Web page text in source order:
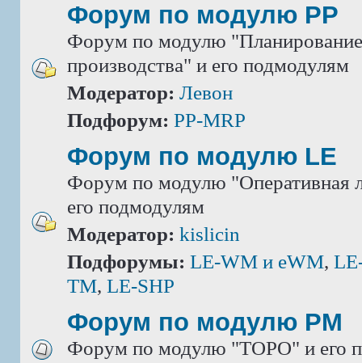
Форум по модулю РР
Форум по модулю "Планирование
производства" и его подмодулям
Модератор: Левон
Подфорум: PP-MRP
Форум по модулю LE
Форум по модулю "Оперативная
его подмодулям
Модератор: kislicin
Подфорумы: LE-WM и eWM,
TM, LE-SHP
Форум по модулю РМ
Форум по модулю "ТОРО" и его